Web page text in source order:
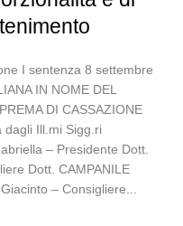
I sentenza 8 settembre
IN NOME DEL
DI CASSAZIONE
dagli Ill.mi Sigg.ri
– Presidente Dott.
Dott. CAMPANILE
– Consigliere...